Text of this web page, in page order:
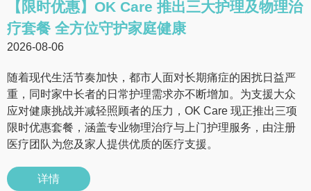
【限时优惠】OK Care 推出三大护理及物理治
疗套餐 全方位守护家庭健康
2026-08-06
随着现代生活节奏加快，都市人面对长期痛症的困扰日益严
重，同时家中长者的日常护理需求亦不断增加。为支援大众
应对健康挑战并减轻照顾者的压力，OK Care 现正推出三项
限时优惠套餐，涵盖专业物理治疗与上门护理服务，由注册
医疗团队为您及家人提供优质的医疗支援。
详情